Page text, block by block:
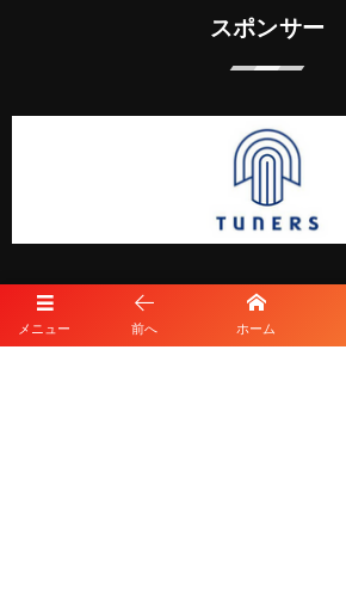
メニュー 前へ ホーム
スポンサー